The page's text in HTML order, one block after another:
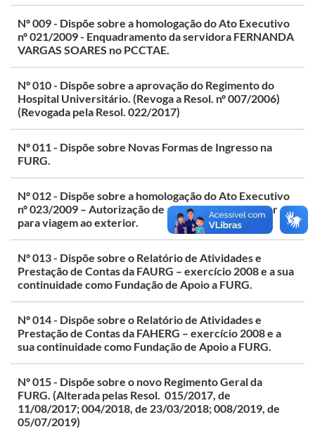
Nº 009 - Dispõe sobre a homologação do Ato Executivo
nº 021/2009 - Enquadramento da servidora FERNANDA
VARGAS SOARES no PCCTAE.
Nº 010 - Dispõe sobre a aprovação do Regimento do
Hospital Universitário. (Revoga a Resol. nº 007/2006)
(Revogada pela Resol. 022/2017)
Nº 011 - Dispõe sobre Novas Formas de Ingresso na
FURG.
Nº 012 - Dispõe sobre a homologação do Ato Executivo
nº 023/2009 – Autorização de afastamento do Reitor
para viagem ao exterior.
Nº 013 - Dispõe sobre o Relatório de Atividades e
Prestação de Contas da FAURG – exercício 2008 e a sua
continuidade como Fundação de Apoio a FURG.
Nº 014 - Dispõe sobre o Relatório de Atividades e
Prestação de Contas da FAHERG – exercício 2008 e a
sua continuidade como Fundação de Apoio a FURG.
Nº 015 - Dispõe sobre o novo Regimento Geral da
FURG. (Alterada pelas Resol. 015/2017, de
11/08/2017; 004/2018, de 23/03/2018; 008/2019, de
05/07/2019)